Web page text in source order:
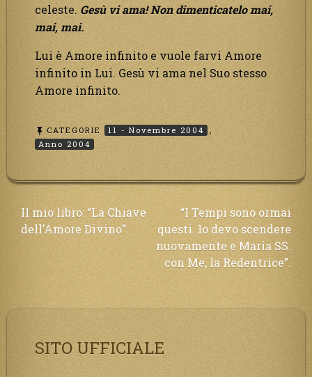
celeste. Gesù vi ama! Non dimenticatelo mai,
mai, mai.
Lui è Amore infinito e vuole farvi Amore
infinito in Lui. Gesù vi ama nel Suo stesso
Amore infinito.
CATEGORIE 11 - Novembre 2004
,
Anno 2004
Navigazione
articoli
Il mio libro: “La Chiave
dell’Amore Divino”.
“I Tempi sono ormai
questi. Io devo scendere
nuovamente e Maria SS.
con Me, la Redentrice”.
SITO UFFICIALE